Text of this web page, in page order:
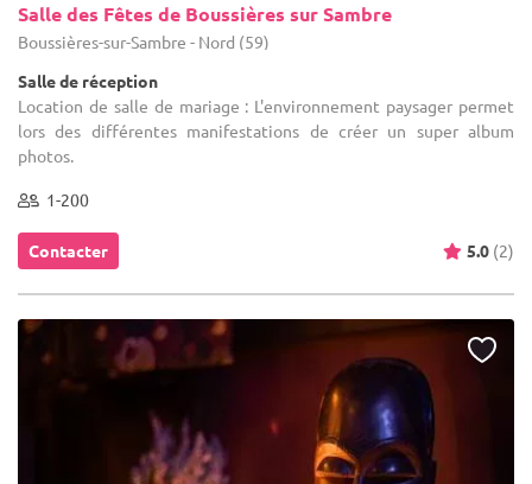
Salle des Fêtes de Boussières sur Sambre
Boussières-sur-Sambre - Nord (59)
Salle de réception
Location de salle de mariage : L'environnement paysager permet
lors des différentes manifestations de créer un super album
photos.
1-200
Contacter 5.0 (2)